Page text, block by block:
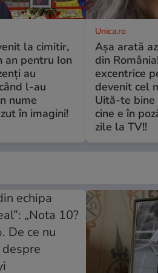
la cimitir,
an pentru Ion
au
l-au
nume
în imagini!
Unica.ro
Așa arată
din
excentrice
devenit cel
Uită-te bine
cine e în
zile la TV!!